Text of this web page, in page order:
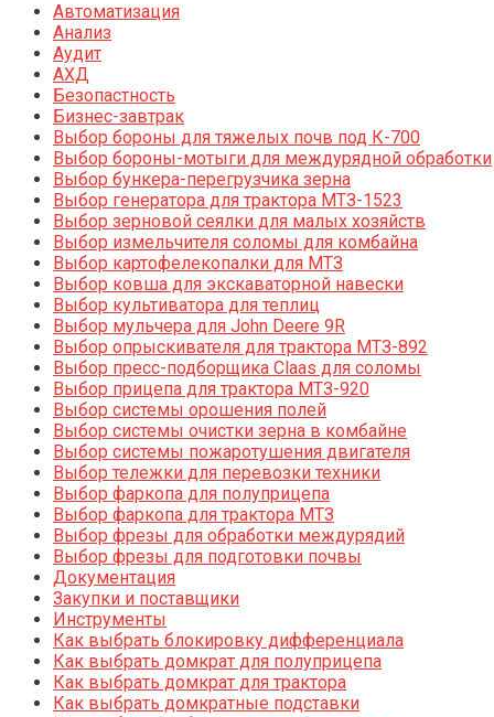
Автоматизация
Анализ
Аудит
АХД
Безопастность
Бизнес-завтрак
Выбор бороны для тяжелых почв под К-700
Выбор бороны-мотыги для междурядной обработки
Выбор бункера-перегрузчика зерна
Выбор генератора для трактора МТЗ-1523
Выбор зерновой сеялки для малых хозяйств
Выбор измельчителя соломы для комбайна
Выбор картофелекопалки для МТЗ
Выбор ковша для экскаваторной навески
Выбор культиватора для теплиц
Выбор мульчера для John Deere 9R
Выбор опрыскивателя для трактора МТЗ-892
Выбор пресс-подборщика Claas для соломы
Выбор прицепа для трактора МТЗ-920
Выбор системы орошения полей
Выбор системы очистки зерна в комбайне
Выбор системы пожаротушения двигателя
Выбор тележки для перевозки техники
Выбор фаркопа для полуприцепа
Выбор фаркопа для трактора МТЗ
Выбор фрезы для обработки междурядий
Выбор фрезы для подготовки почвы
Документация
Закупки и поставщики
Инструменты
Как выбрать блокировку дифференциала
Как выбрать домкрат для полуприцепа
Как выбрать домкрат для трактора
Как выбрать домкратные подставки